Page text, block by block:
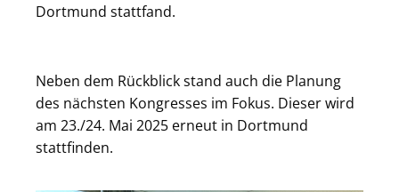
Dortmund stattfand.
Neben dem Rückblick stand auch die Planung
des nächsten Kongresses im Fokus. Dieser wird
am 23./24. Mai 2025 erneut in Dortmund
stattfinden.